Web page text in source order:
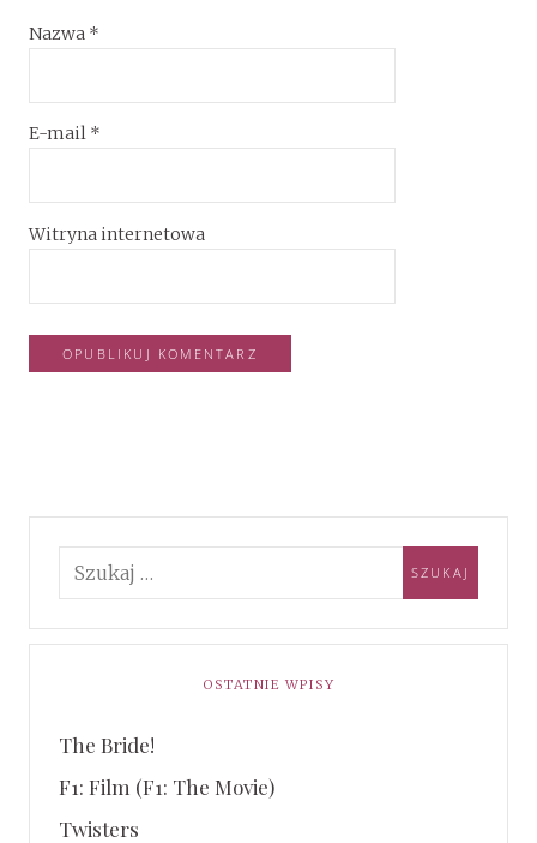
Nazwa *
E-mail *
Witryna internetowa
OSTATNIE WPISY
The Bride!
F1: Film (F1: The Movie)
Twisters